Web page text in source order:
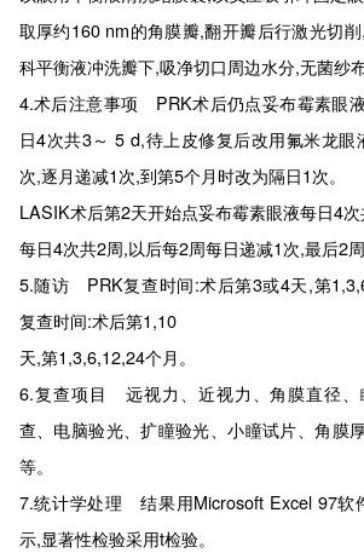
取厚约160 nm的角膜瓣,翻开瓣后行激光切
科平衡液冲洗瓣下,吸净切口周边水分,无菌纱布
4.术后注意事项 PRK术后仍点妥布霉素眼
日4次共3～ 5 d,待上皮修复后改用氟米龙
次,逐月递减1次,到第5个月时改为隔日1次。
LASIK术后第2天开始点妥布霉素眼液每日4
每日4次共2周,以后每2周每日递减1次,最后2周
5.随访 PRK复查时间:术后第3或4天,第
复查时间:术后第1,10
天,第1,3,6,12,24个月。
6.复查项目 远视力、近视力、角膜直径、
查、电脑验光、扩瞳验光、小瞳试片、角膜
等。
7.统计学处理 结果用Microsoft Excel 97软
示,显著性检验采用t检验。